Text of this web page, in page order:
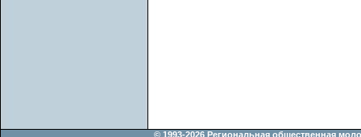
© 1993-2026 Региональная общественная